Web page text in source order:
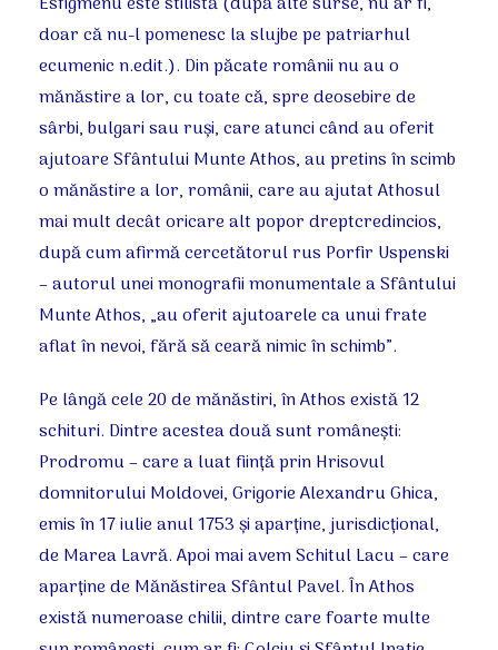
doar că nu-l pomenesc la slujbe pe patriarhul
ecumenic n.edit.). Din păcate românii nu au o
mănăstire a lor, cu toate că, spre deosebire de
sârbi, bulgari sau ruşi, care atunci când au oferit
ajutoare Sfântului Munte Athos, au pretins în scimb
o mănăstire a lor, românii, care au ajutat Athosul
mai mult decât oricare alt popor dreptcredincios,
după cum afirmă cercetătorul rus Porfir Uspenski
– autorul unei monografii monumentale a Sfântului
Munte Athos, „au oferit ajutoarele ca unui frate
aflat în nevoi, fără să ceară nimic în schimb”.
Pe lângă cele 20 de mănăstiri, în Athos există 12
schituri. Dintre acestea două sunt româneşti:
Prodromu – care a luat fiinţă prin Hrisovul
domnitorului Moldovei, Grigorie Alexandru Ghica,
emis în 17 iulie anul 1753 şi aparţine, jurisdicţional,
de Marea Lavră. Apoi mai avem Schitul Lacu – care
aparţine de Mănăstirea Sfântul Pavel. În Athos
există numeroase chilii, dintre care foarte multe